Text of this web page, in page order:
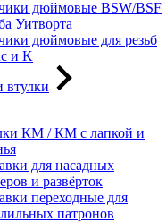
дюймовые BSW/BSF
Уитворта
дюймовые для резьб
и K
втулки
КМ / КМ с лапкой и
для насадных
и развёрток
переходные для
патронов